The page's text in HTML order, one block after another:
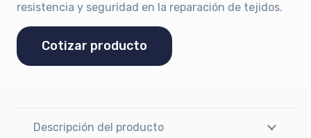
resistencia y seguridad en la reparación de tejidos.
Cotizar producto
Descripción del producto